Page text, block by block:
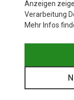
Anzeigen
Verarbeitung
Mehr Infos